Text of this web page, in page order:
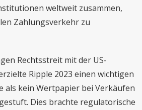
weltweit zusammen,
Zahlungsverkehr zu
Rechtsstreit mit der US-
Ripple 2023 einen wichtigen
als kein Wertpapier bei Verkäufen
Dies brachte regulatorische